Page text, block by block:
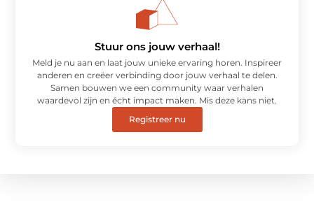
Stuur ons jouw verhaal!
Meld je nu aan en laat jouw unieke ervaring horen. Inspireer
anderen en creëer verbinding door jouw verhaal te delen.
Samen bouwen we een community waar verhalen
waardevol zijn en écht impact maken. Mis deze kans niet.
Registreer nu